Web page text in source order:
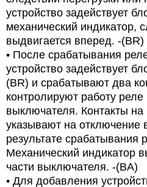
устройство задействует
механический индикатор,
выдвигается вперед. -(BR)
• После срабатывания
устройство задействует
(BR) и срабатывают два
контролируют работу реле
выключателя. Контакты
указывают на отключение
результате срабатывания
Механический индикатор
части выключателя. -(BA)
• Для добавления